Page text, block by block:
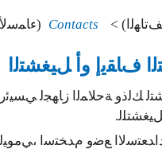
< (ءﺎﻤﺳﻷﺍ) Contacts
ﻑﺎﻘﻳﺇ ﻭﺃ ﻞﻴﻐﺸﺘﻟﺍ
ﻚﻟﺫﻭ ﺔﺣﻼﻤﻟﺍ ﺯﺎﻬﺠﻟ
ﻊﺿﻭ ﻡﺪﺨﺘﺳﺍ